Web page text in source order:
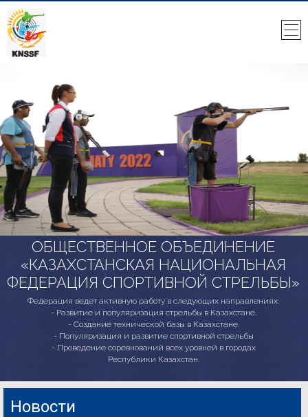
ОБЩЕСТВЕННОЕ ОБЪЕДИНЕНИЕ
«КАЗАХСТАНСКАЯ НАЦИОНАЛЬНАЯ
ФЕДЕРАЦИЯ СПОРТИВНОЙ СТРЕЛЬБЫ»
Федерация ведет активную работу в следующих направлениях:
- Развитие и популяризация стрельбы в Казахстане.
- Создание технической базы в Казахстане.
- Популяризация и развитие спортивной стрельбы
- Проведение соревнований всех уровней в городах
Республики Казахстан.
Новости